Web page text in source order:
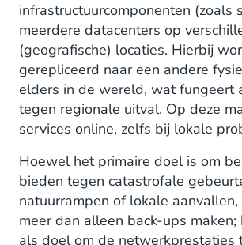
infrastructuurcomponenten (zoals
meerdere datacenters op
(geografische) locaties. Hierbij
gerepliceerd naar een andere
elders in de wereld, wat fungeert
tegen regionale uitval. Op deze
services online, zelfs bij lokale
Hoewel het primaire doel is om
bieden tegen catastrofale
natuurrampen of lokale
meer dan alleen back-ups
als doel om de netwerkprestaties